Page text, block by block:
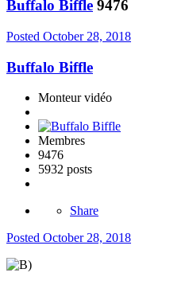
Buffalo Biffle 9476
Posted October 28, 2018
Buffalo Biffle
Monteur vidéo
Membres
9476
5932 posts
Share
Posted October 28, 2018